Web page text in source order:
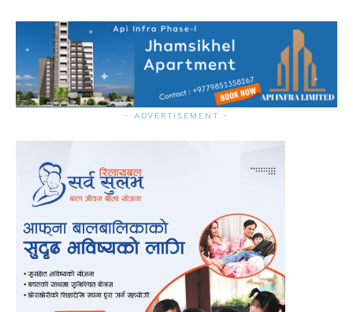
- ADVERTISEMENT -